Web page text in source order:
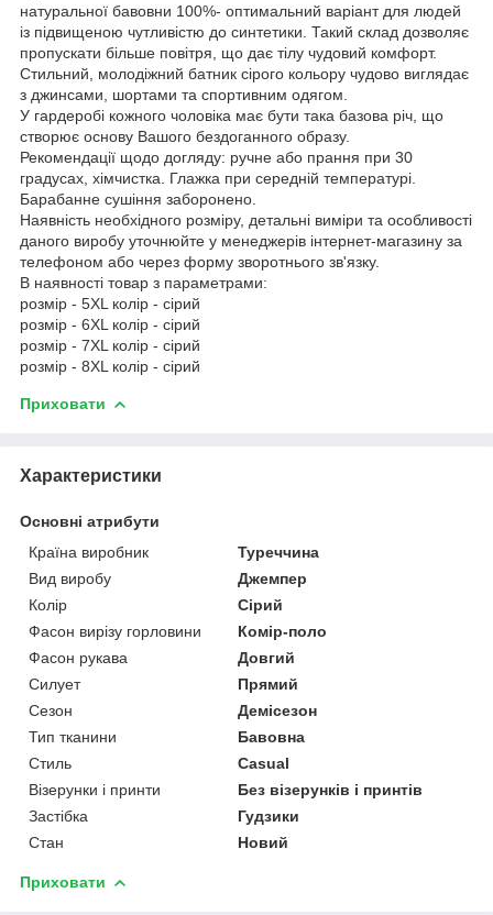
натуральної бавовни 100%- оптимальний варіант для людей
із підвищеною чутливістю до синтетики. Такий склад дозволяє
пропускати більше повітря, що дає тілу чудовий комфорт.
Стильний, молодіжний батник сірого кольору чудово виглядає
з джинсами, шортами та спортивним одягом.
У гардеробі кожного чоловіка має бути така базова річ, що
створює основу Вашого бездоганного образу.
Рекомендації щодо догляду: ручне або прання при 30
градусах, хімчистка. Глажка при середній температурі.
Барабанне сушіння заборонено.
Наявність необхідного розміру, детальні виміри та особливості
даного виробу уточнюйте у менеджерів інтернет-магазину за
телефоном або через форму зворотнього зв'язку.
В наявності товар з параметрами:
розмір - 5XL колір - сірий
розмір - 6XL колір - сірий
розмір - 7XL колір - сірий
розмір - 8XL колір - сірий
Приховати
Характеристики
Основні атрибути
Країна виробник
Туреччина
Вид виробу
Джемпер
Колір
Сірий
Фасон вирізу горловини
Комір-поло
Фасон рукава
Довгий
Силует
Прямий
Сезон
Демісезон
Тип тканини
Бавовна
Стиль
Casual
Візерунки і принти
Без візерунків і принтів
Застібка
Гудзики
Стан
Новий
Приховати